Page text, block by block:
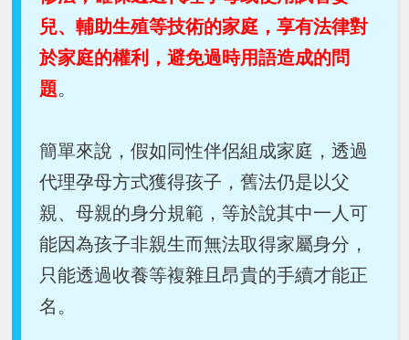
兒、輔助生殖等技術的家庭，享有法律對
於家庭的權利，避免過時用語造成的問
題。
簡單來說，假如同性伴侶組成家庭，透過
代理孕母方式獲得孩子，舊法仍是以父
親、母親的身分規範，等於說其中一人可
能因為孩子非親生而無法取得家屬身分，
只能透過收養等複雜且昂貴的手續才能正
名。